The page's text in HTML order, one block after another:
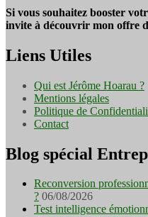
Si vous souhaitez booster
invite à découvrir mon offre
Liens Utiles
Qui est Jérôme Hoarau ?
Mentions légales
Politique de
Contact
Blog spécial
Reconversion
? 06/08/2026
Test intelligence